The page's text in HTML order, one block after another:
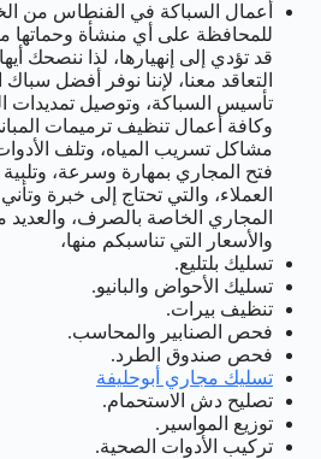
أعمال السباكة في الفنطاس من
للمحافظة على أي منشأة وحماتها
قد تؤدي إلى إنهيارها، لذا ننصحك
التعاقد معنا، لإننا نوفر أفضل
تأسيس السباكة، وتوصيل تمديدات
وكافة أعمال تنظيف ترميمات
مشاكل تسريب المياه، وتلف
فتح المجاري بمهارة وسرعة،
العملاء، والتي تحتاج إلى خبرة
المجاري الخاصة بالصرف، والعديد
والأسعار التي تناسبكم منها،
تسليك بلتليع.
تسليك الأحواض والبانيو.
تنظيف بيرات.
فحص الصنابير والمحاسب.
فحص صندوق الطرد.
تسليك مجاري أبوحليفة
تصليح دش الاستحمام.
توزيع المواسير.
تركيب الأدوات الصحية.